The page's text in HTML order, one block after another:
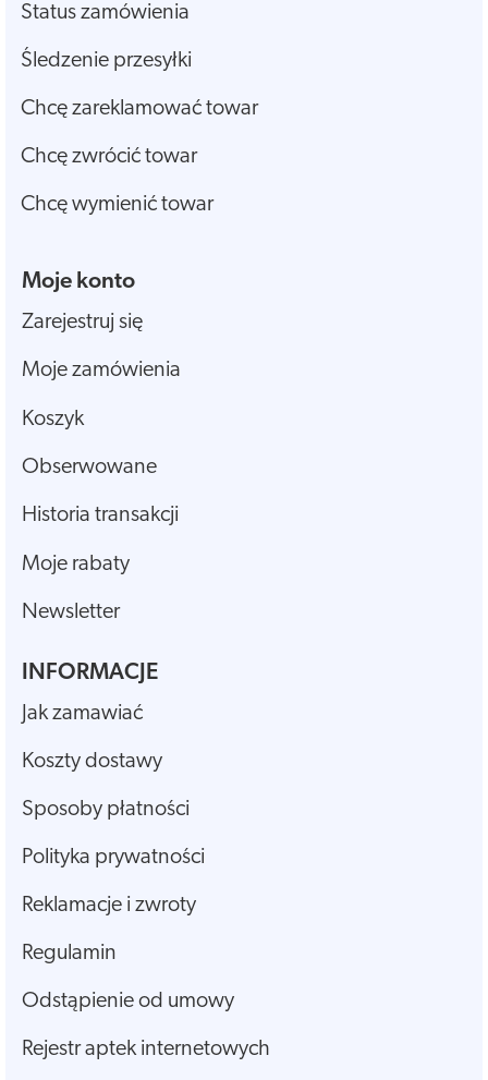
Status zamówienia
Śledzenie przesyłki
Chcę zareklamować towar
Chcę zwrócić towar
Chcę wymienić towar
Moje konto
Zarejestruj się
Moje zamówienia
Koszyk
Obserwowane
Historia transakcji
Moje rabaty
Newsletter
INFORMACJE
Jak zamawiać
Koszty dostawy
Sposoby płatności
Polityka prywatności
Reklamacje i zwroty
Regulamin
Odstąpienie od umowy
Rejestr aptek internetowych